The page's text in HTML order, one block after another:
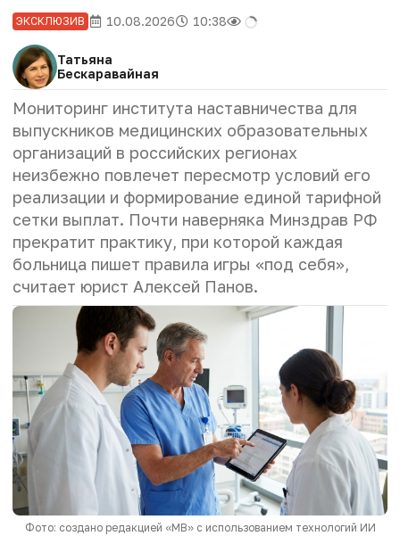
ЭКСКЛЮЗИВ 10.08.2026 10:38
Татьяна
Бескаравайная
Мониторинг института наставничества для
выпускников медицинских образовательных
организаций в российских регионах
неизбежно повлечет пересмотр условий его
реализации и формирование единой тарифной
сетки выплат. Почти наверняка Минздрав РФ
прекратит практику, при которой каждая
больница пишет правила игры «под себя»,
считает юрист Алексей Панов.
Фото: создано редакцией «МВ» с использованием технологий ИИ